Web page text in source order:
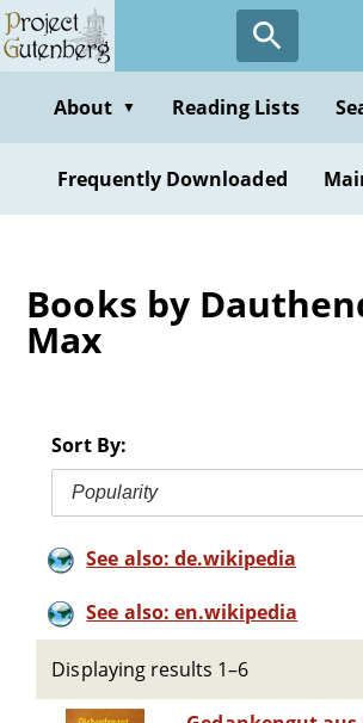
Skip
to
contentAbout ▼ Reading Lists
Frequently Downloaded
Books by
Max
Sort By:
Popularity
See also: de.wikipedia
See also: en.wikipedia
Displaying results 1–6